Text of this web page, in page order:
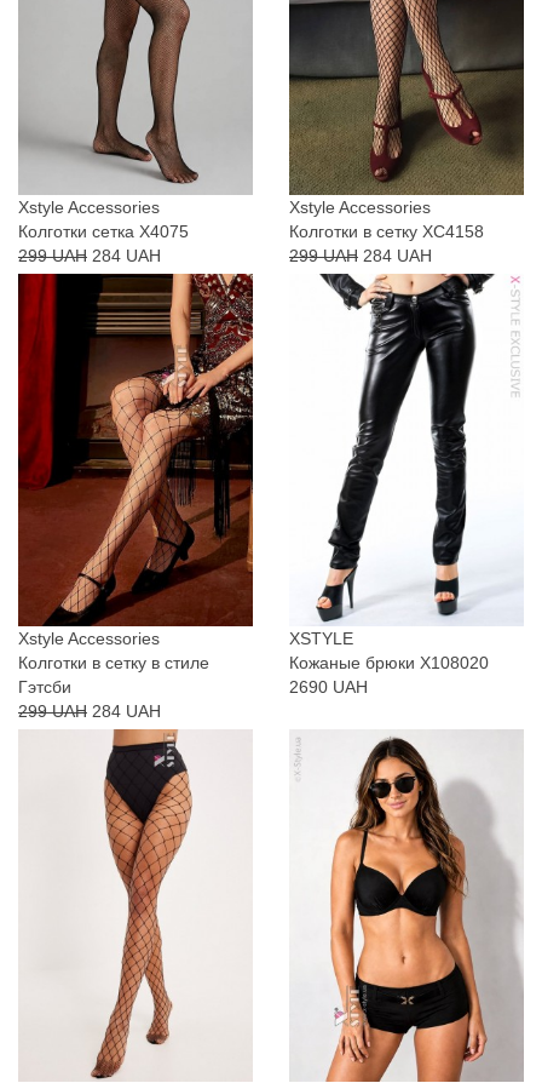
Xstyle Accessories
Колготки сетка X4075
299 UAH 284 UAH
Xstyle Accessories
Колготки в сетку XC4158
299 UAH 284 UAH
Xstyle Accessories
Колготки в сетку в стиле
Гэтсби
299 UAH 284 UAH
XSTYLE
Кожаные брюки X108020
2690 UAH